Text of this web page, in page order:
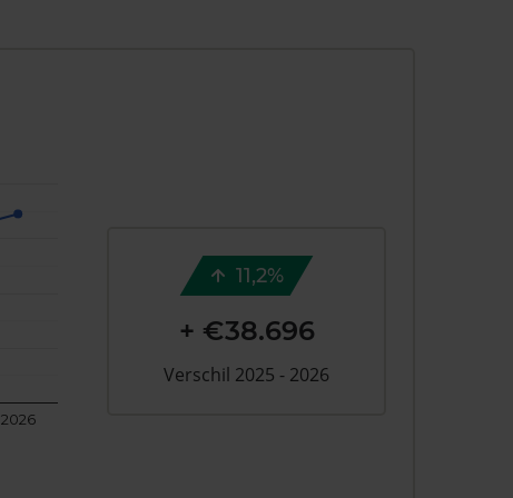
2026
11,2%
+ €38.696
Verschil 2025 - 2026